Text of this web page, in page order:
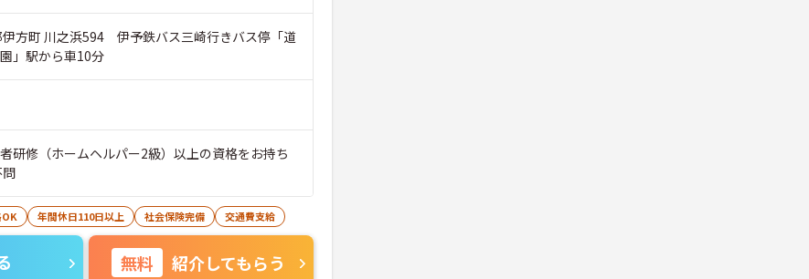
伊方町 川之浜594 伊予鉄バス三崎行きバス停「道
」駅から車10分
研修（ホームヘルパー2級）以上の資格をお持ち
年間休日110日以上 社会保険完備 交通費支給
無料 紹介してもらう